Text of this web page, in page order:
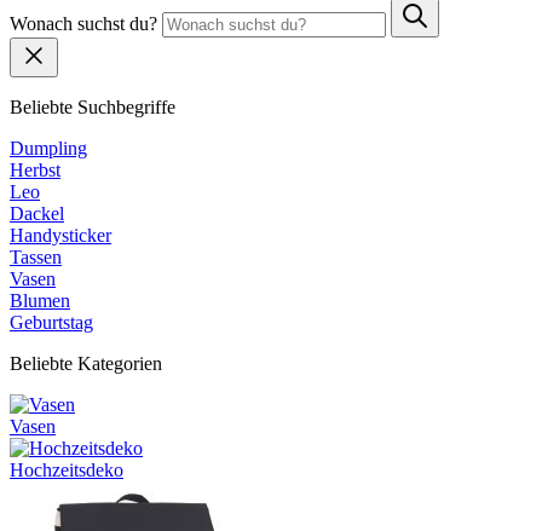
Wonach suchst du?
Beliebte Suchbegriffe
Dumpling
Herbst
Leo
Dackel
Handysticker
Tassen
Vasen
Blumen
Geburtstag
Beliebte Kategorien
Vasen
Hochzeitsdeko